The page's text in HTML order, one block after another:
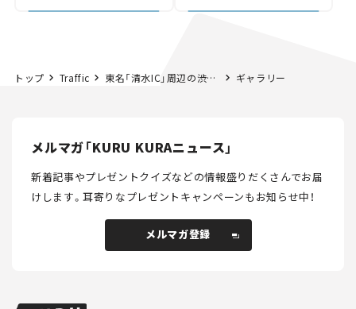
トップ Traffic 東名「清水IC」周辺の渋滞を解消！ ついに「静清バイパス」上りの開通予定が発表。立体化は本格進行中【いま気になる道路計画】 ギャラリー
メルマガ「KURU KURAニュース」
新着記事やプレゼントクイズなどの情報盛りだくさんでお届
けします。耳寄りなプレゼントキャンペーンもお知らせ中！
メルマガ登録